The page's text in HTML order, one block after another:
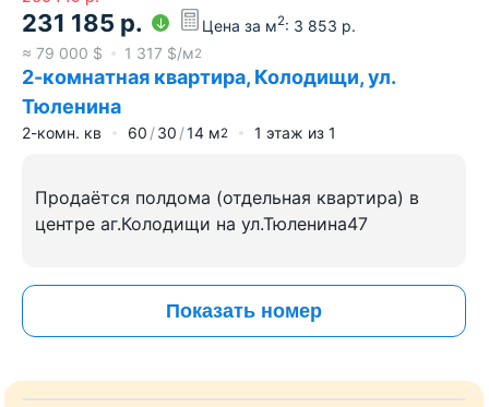
231 185 р. Цена за м2: 3 853 р.
≈ 79 000 $ 1 317 $/м2
2-комнатная квартира, Колодищи, ул.
Тюленина
2-комн. кв 60 30 14 м2 1 этаж из 1
Продаётся полдома (отдельная квартира) в
центре аг.Колодищи на ул.Тюленина47
Показать номер